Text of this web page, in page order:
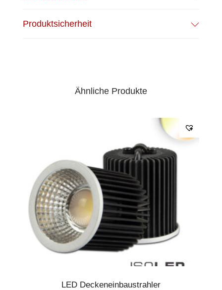
Produktsicherheit
Ähnliche Produkte
LED Deckeneinbaustrahler